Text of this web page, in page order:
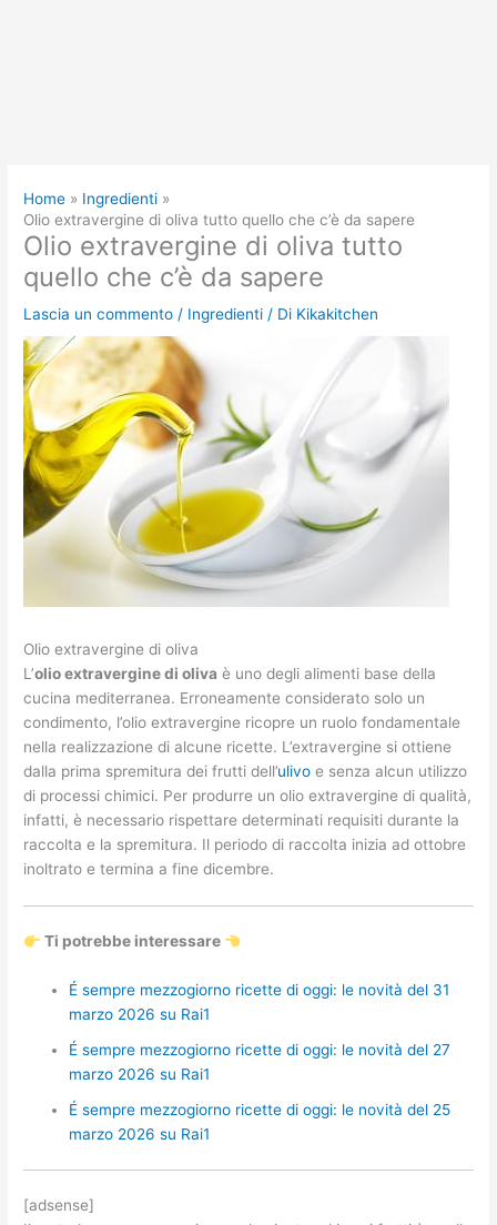
Home
Ingredienti
Olio extravergine di oliva tutto quello che c’è da sapere
Olio extravergine di oliva tutto
quello che c’è da sapere
Lascia un commento / Ingredienti / Di Kikakitchen
Olio extravergine di oliva
L’olio extravergine di oliva è uno degli alimenti base della
cucina mediterranea. Erroneamente considerato solo un
condimento, l’olio extravergine ricopre un ruolo fondamentale
nella realizzazione di alcune ricette. L’extravergine si ottiene
dalla prima spremitura dei frutti dell’ulivo e senza alcun utilizzo
di processi chimici. Per produrre un olio extravergine di qualità,
infatti, è necessario rispettare determinati requisiti durante la
raccolta e la spremitura. Il periodo di raccolta inizia ad ottobre
inoltrato e termina a fine dicembre.
Ti potrebbe interessare
É sempre mezzogiorno ricette di oggi: le novità del 31
marzo 2026 su Rai1
É sempre mezzogiorno ricette di oggi: le novità del 27
marzo 2026 su Rai1
É sempre mezzogiorno ricette di oggi: le novità del 25
marzo 2026 su Rai1
[adsense]